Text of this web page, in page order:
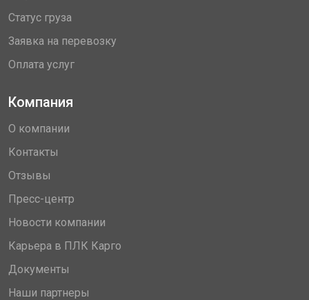
Статус груза
Заявка на перевозку
Оплата услуг
Компания
О компании
Контакты
Отзывы
Пресс-центр
Новости компании
Карьера в ПЛК Карго
Документы
Наши партнеры